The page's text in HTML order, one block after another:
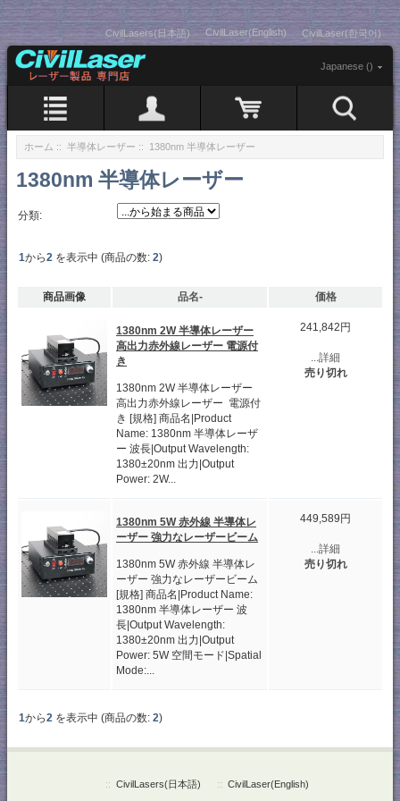
CivilLasers(日本語) CivilLaser(English) CivilLaser(한국어)
Japanese ()
ホーム :: 半導体レーザー :: 1380nm 半導体レーザー
1380nm 半導体レーザー
分類:
1から2 を表示中 (商品の数: 2)
商品画像 品名- 価格
1380nm 2W 半導体レーザー
高出力赤外線レーザー 電源付
き
1380nm 2W 半導体レーザー
高出力赤外線レーザー 電源付
き [規格] 商品名|Product
Name: 1380nm 半導体レーザ
ー 波長|Output Wavelength:
1380±20nm 出力|Output
Power: 2W...
241,842円
...詳細
売り切れ
1380nm 5W 赤外線 半導体レ
ーザー 強力なレーザービーム
1380nm 5W 赤外線 半導体レ
ーザー 強力なレーザービーム
[規格] 商品名|Product Name:
1380nm 半導体レーザー 波
長|Output Wavelength:
1380±20nm 出力|Output
Power: 5W 空間モード|Spatial
Mode:...
449,589円
...詳細
売り切れ
1から2 を表示中 (商品の数: 2)
:: CivilLasers(日本語) :: CivilLaser(English)